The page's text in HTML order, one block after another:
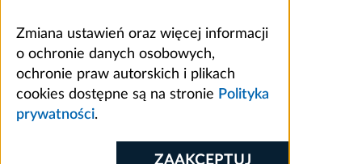
Zmiana ustawień oraz więcej informacji
o ochronie danych osobowych,
ochronie praw autorskich i plikach
cookies dostępne są na stronie Polityka
prywatności.
ZAAKCEPTUJ